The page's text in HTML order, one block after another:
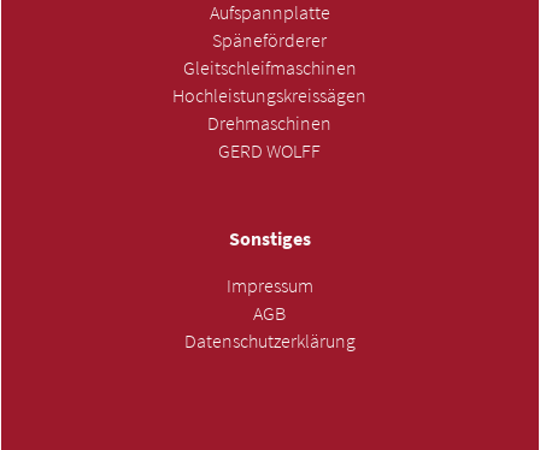
Aufspannplatte
Späneförderer
Gleitschleifmaschinen
Hochleistungskreissägen
Drehmaschinen
GERD WOLFF
Sonstiges
Impressum
AGB
Datenschutzerklärung